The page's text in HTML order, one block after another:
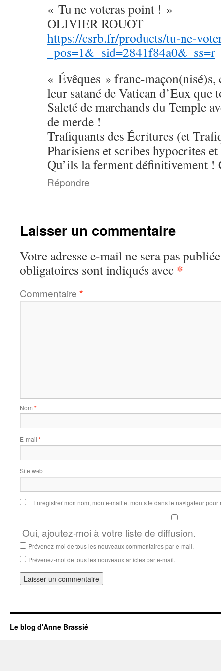
« Tu ne voteras point ! »
OLIVIER ROUOT
https://csrb.fr/products/tu-ne-
_pos=1&_sid=2841f84a0&_ss=r
« Évêques » franc-maçon(nisé)s,
leur satané de Vatican d’Eux que
Saleté de marchands du Temple
de merde !
Trafiquants des Écritures (et
Pharisiens et scribes hypocrites
Qu’ils la ferment définitivement !
Répondre
Laisser un commentaire
Votre adresse e-mail ne sera pas
obligatoires sont indiqués avec *
Commentaire *
Nom *
E-mail *
Site web
Enregistrer mon nom, mon e-mail et mon site dans le navigateur
Oui, ajoutez-moi à votre liste de diffusion.
Prévenez-moi de tous les nouveaux commentaires par e-mail.
Prévenez-moi de tous les nouveaux articles par e-mail.
Le blog d'Anne Brassié